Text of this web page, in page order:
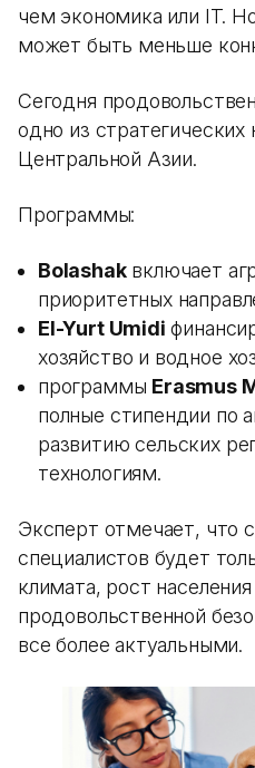
чем экономика или IT.
может быть меньше
Сегодня
одно из стратегических
Центральной Азии.
Программы:
Bolashakвключает
приоритетных
El-Yurt Umidi
хозяйство и водное
программы Erasmus
полные стипендии по
развитию сельских
технологиям.
Эксперт отмечает, что
специалистов будет
климата, рост
продовольственной
все более актуальными.